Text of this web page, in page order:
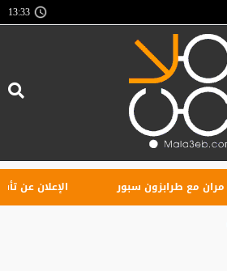
13:33
طرابزون سبور الإعلان عن تأسيس